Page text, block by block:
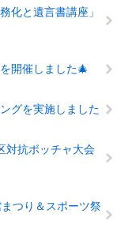
化と遺言書講座」
開催しました🎄
グを実施しました
対抗ボッチャ大会
つり＆スポーツ祭